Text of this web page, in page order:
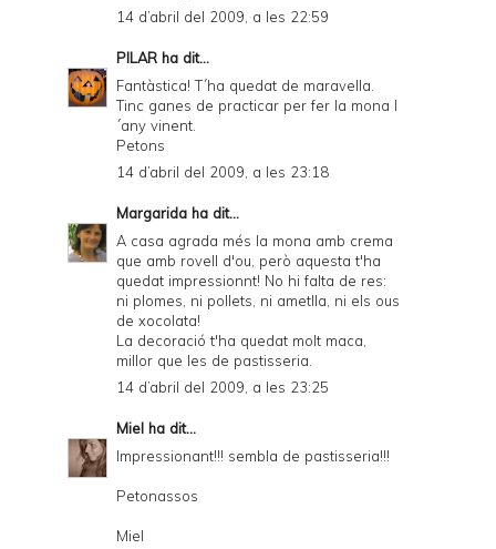
14 d’abril del 2009, a les 22:59
PILAR ha dit...
Fantàstica! T´ha quedat de maravella.
Tinc ganes de practicar per fer la mona l
´any vinent.
Petons
14 d’abril del 2009, a les 23:18
Margarida ha dit...
A casa agrada més la mona amb crema
que amb rovell d'ou, però aquesta t'ha
quedat impressionnt! No hi falta de res:
ni plomes, ni pollets, ni ametlla, ni els ous
de xocolata!
La decoració t'ha quedat molt maca,
millor que les de pastisseria.
14 d’abril del 2009, a les 23:25
Miel ha dit...
Impressionant!!! sembla de pastisseria!!!
Petonassos
Miel